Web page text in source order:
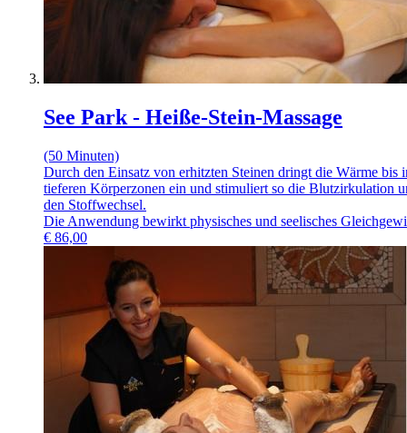
See Park - Heiße-Stein-Massage
(50 Minuten)
Durch den Einsatz von erhitzten Steinen dringt die Wärme bis
tieferen Körperzonen ein und stimuliert so die Blutzirkulation
den Stoffwechsel.
Die Anwendung bewirkt physisches und seelisches
€ 86,00